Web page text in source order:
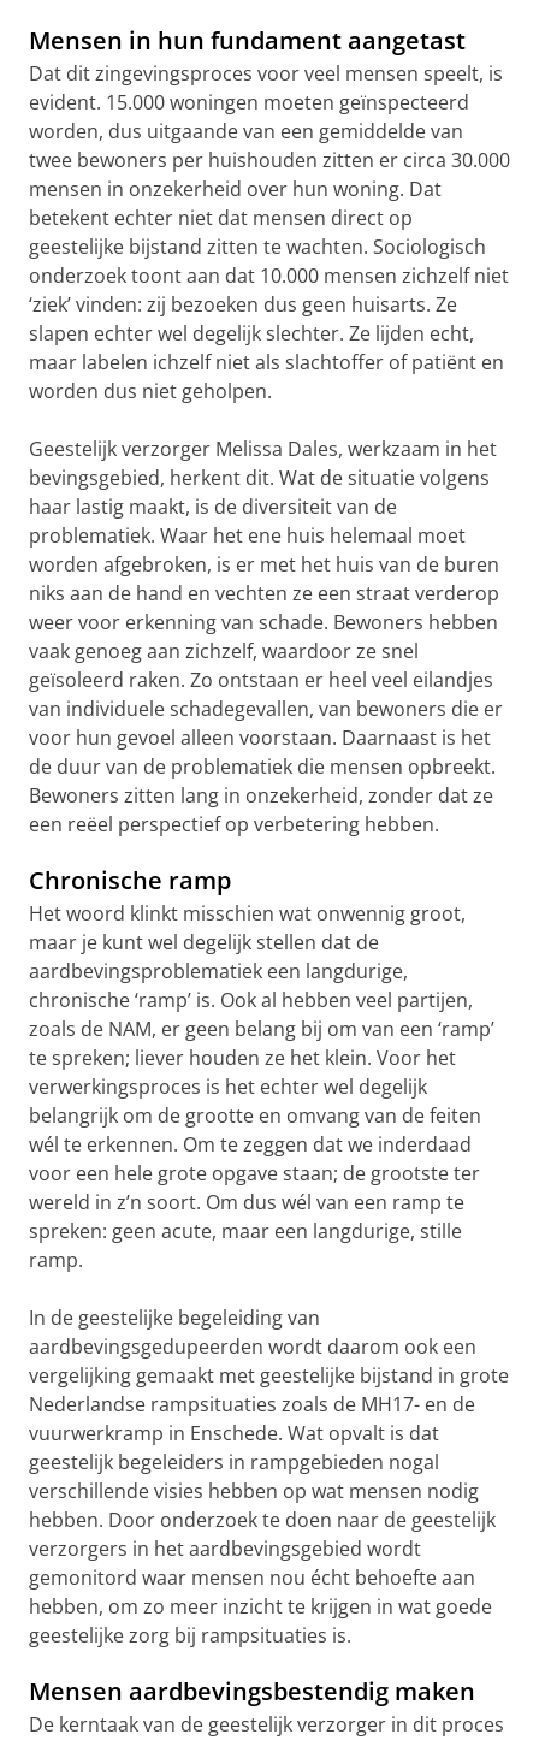
Mensen in hun fundament aangetast
Dat dit zingevingsproces voor veel mensen speelt, is
evident. 15.000 woningen moeten geïnspecteerd
worden, dus uitgaande van een gemiddelde van
twee bewoners per huishouden zitten er circa 30.000
mensen in onzekerheid over hun woning. Dat
betekent echter niet dat mensen direct op
geestelijke bijstand zitten te wachten. Sociologisch
onderzoek toont aan dat 10.000 mensen zichzelf niet
‘ziek’ vinden: zij bezoeken dus geen huisarts. Ze
slapen echter wel degelijk slechter. Ze lijden echt,
maar labelen ichzelf niet als slachtoffer of patiënt en
worden dus niet geholpen.
Geestelijk verzorger Melissa Dales, werkzaam in het
bevingsgebied, herkent dit. Wat de situatie volgens
haar lastig maakt, is de diversiteit van de
problematiek. Waar het ene huis helemaal moet
worden afgebroken, is er met het huis van de buren
niks aan de hand en vechten ze een straat verderop
weer voor erkenning van schade. Bewoners hebben
vaak genoeg aan zichzelf, waardoor ze snel
geïsoleerd raken. Zo ontstaan er heel veel eilandjes
van individuele schadegevallen, van bewoners die er
voor hun gevoel alleen voorstaan. Daarnaast is het
de duur van de problematiek die mensen opbreekt.
Bewoners zitten lang in onzekerheid, zonder dat ze
een reëel perspectief op verbetering hebben.
Chronische ramp
Het woord klinkt misschien wat onwennig groot,
maar je kunt wel degelijk stellen dat de
aardbevingsproblematiek een langdurige,
chronische ‘ramp’ is. Ook al hebben veel partijen,
zoals de NAM, er geen belang bij om van een ‘ramp’
te spreken; liever houden ze het klein. Voor het
verwerkingsproces is het echter wel degelijk
belangrijk om de grootte en omvang van de feiten
wél te erkennen. Om te zeggen dat we inderdaad
voor een hele grote opgave staan; de grootste ter
wereld in z’n soort. Om dus wél van een ramp te
spreken: geen acute, maar een langdurige, stille
ramp.
In de geestelijke begeleiding van
aardbevingsgedupeerden wordt daarom ook een
vergelijking gemaakt met geestelijke bijstand in grote
Nederlandse rampsituaties zoals de MH17- en de
vuurwerkramp in Enschede. Wat opvalt is dat
geestelijk begeleiders in rampgebieden nogal
verschillende visies hebben op wat mensen nodig
hebben. Door onderzoek te doen naar de geestelijk
verzorgers in het aardbevingsgebied wordt
gemonitord waar mensen nou écht behoefte aan
hebben, om zo meer inzicht te krijgen in wat goede
geestelijke zorg bij rampsituaties is.
Mensen aardbevingsbestendig maken
De kerntaak van de geestelijk verzorger in dit proces